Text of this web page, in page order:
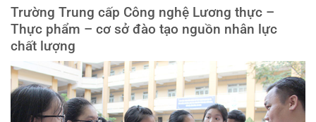
Trường Trung cấp Công nghệ Lương thực –
Thực phẩm – cơ sở đào tạo nguồn nhân lực
chất lượng